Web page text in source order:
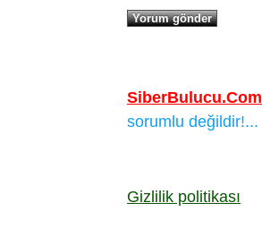
SiberBulucu.Com
sorumlu değildir!...
Gizlilik politikası